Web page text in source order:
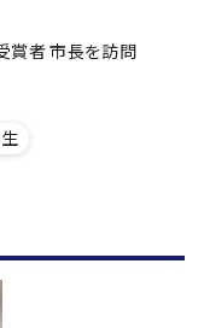
賞者 市長を訪問